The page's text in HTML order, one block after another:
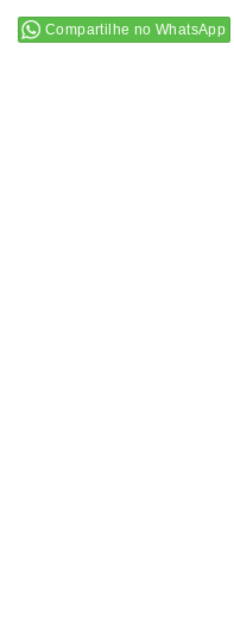
Compartilhe no WhatsApp